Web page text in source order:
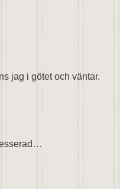
jag i götet och väntar.